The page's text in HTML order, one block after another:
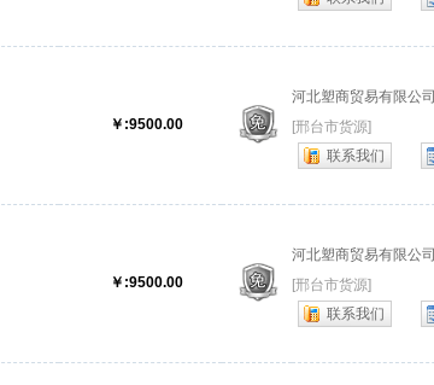
￥:9500.00
河北塑商贸易有限公司
[邢台市货源]
联系我们
￥:9500.00
河北塑商贸易有限公司
[邢台市货源]
联系我们